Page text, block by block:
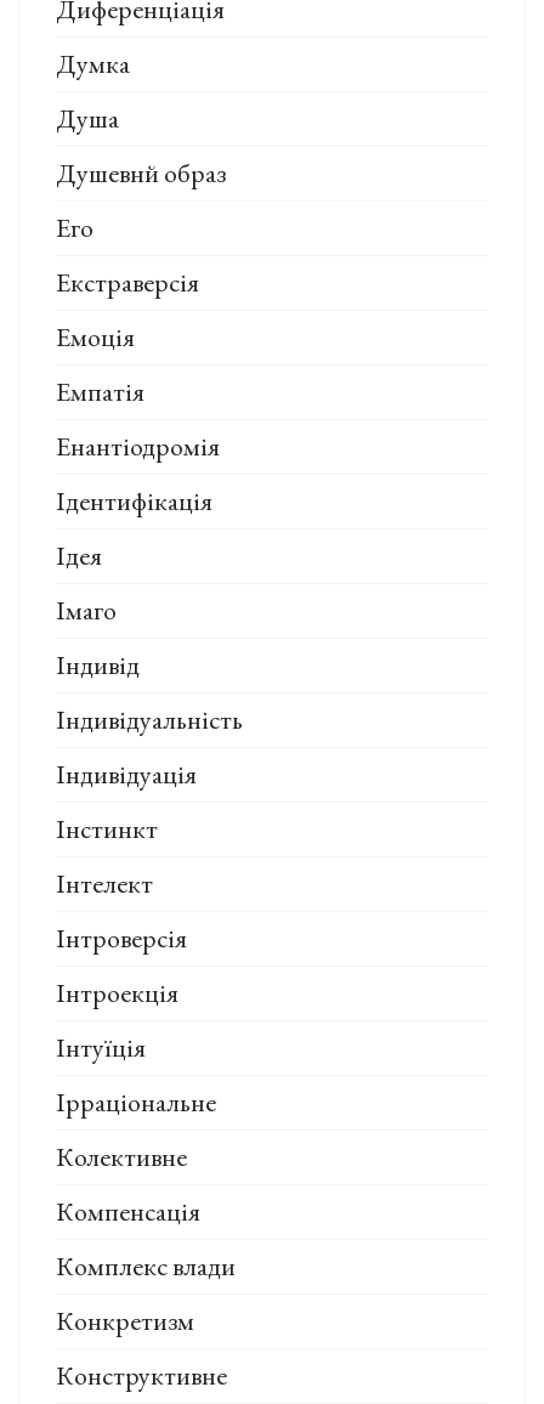
Диференціація
Думка
Душа
Душевнй образ
Его
Екстраверсія
Емоція
Емпатія
Енантіодромія
Ідентифікація
Ідея
Імаго
Індивід
Індивідуальність
Індивідуація
Інстинкт
Інтелект
Інтроверсія
Інтроекція
Інтуїція
Ірраціональне
Колективне
Компенсація
Комплекс влади
Конкретизм
Конструктивне